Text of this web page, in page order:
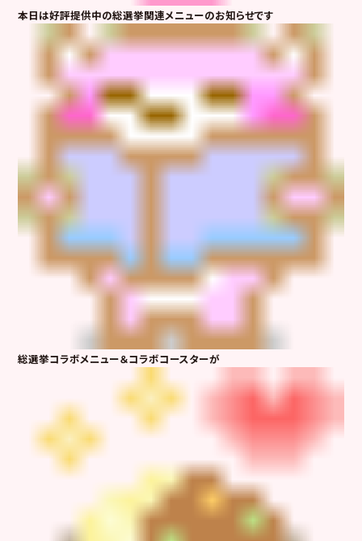
本日は好評提供中の総選挙関連メニューのお知らせです
総選挙コラボメニュー＆コラボコースターが